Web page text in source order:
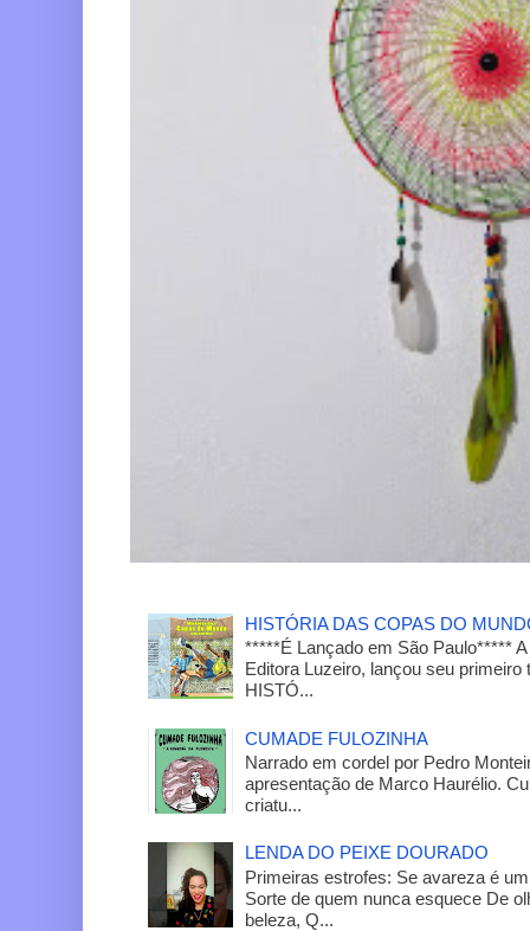
HISTÓRIA DAS COPAS DO
*****É Lançado em São Paulo*****
Editora Luzeiro, lançou seu primeiro
HISTÓ...
CUMADE FULOZINHA
Narrado em cordel por Pedro
apresentação de Marco Haurélio.
criatu...
LENDA DO PEIXE DOURADO
Primeiras estrofes: Se avareza é
Sorte de quem nunca esquece De
beleza, Q...